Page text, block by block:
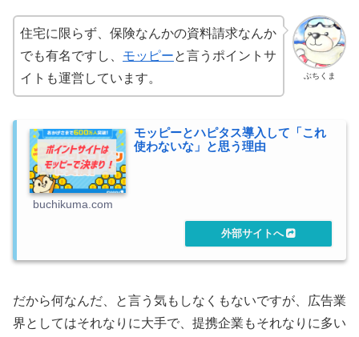
ぶちくま
住宅に限らず、保険なんかの資料請求なんか
でも有名ですし、 モッピーと言うポイントサ
イトも運営しています。
モッピーとハピタス導入して「これ
使わないな」と思う理由
buchikuma.com
だから何なんだ、と言う気もしなくもないですが、広告業
界としてはそれなりに大手で、提携企業もそれなりに多い